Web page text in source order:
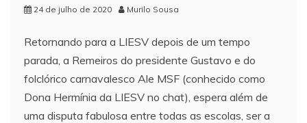
24 de julho de 2020 Murilo Sousa
Retornando para a LIESV depois de um tempo
parada, a Remeiros do presidente Gustavo e do
folclórico carnavalesco Ale MSF (conhecido como
Dona Hermínia da LIESV no chat), espera além de
uma disputa fabulosa entre todas as escolas, ser a